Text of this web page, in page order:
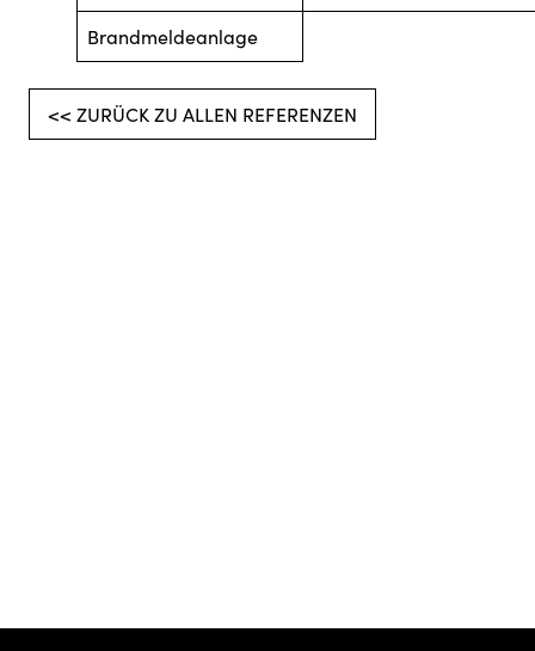
Brandmeldeanlage
<< ZURÜCK ZU ALLEN REFERENZEN